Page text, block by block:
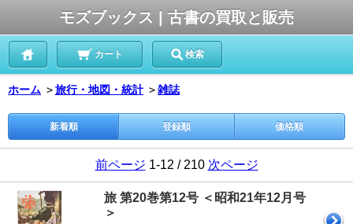
モズブックス | 古書の買取と販売
カート 検索
ホーム ＞旅行・地図・統計 ＞雑誌
新着順 登録順 価格順
前ページ 1-12 / 210 次ページ
旅 第20巻第12号 ＜昭和21年12月号
＞